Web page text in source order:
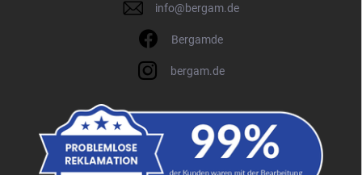
info@bergam.de
Bergamde
bergam.de